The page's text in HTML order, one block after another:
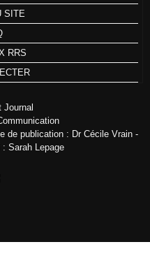
SITE
RRS
Journal
de publication : Dr Cécile Vrain -
Sarah Lepage